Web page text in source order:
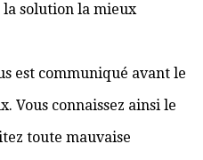
solution la mieux
est communiqué avant le
Vous connaissez ainsi le
toute mauvaise